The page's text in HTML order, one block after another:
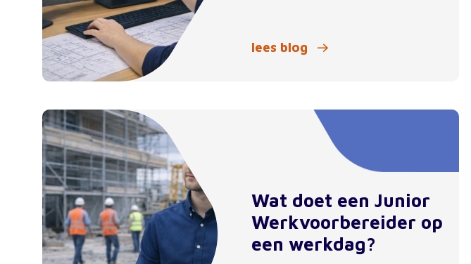
lees blog
Wat doet een Junior
Werkvoorbereider op
een werkdag?